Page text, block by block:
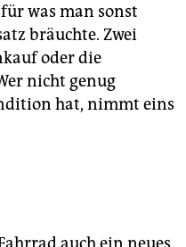
was man sonst
bräuchte. Zwei
oder die
nicht genug
hat, nimmt eins